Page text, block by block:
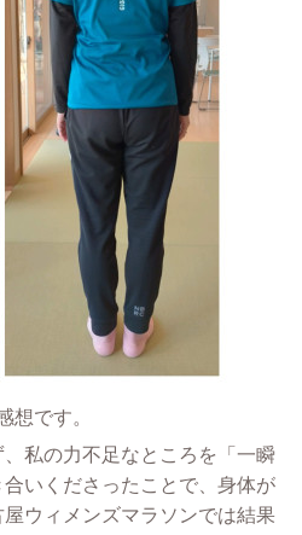
想です。
私の力不足なところを「一瞬
いくださったことで、身体が
ウィメンズマラソンでは結果